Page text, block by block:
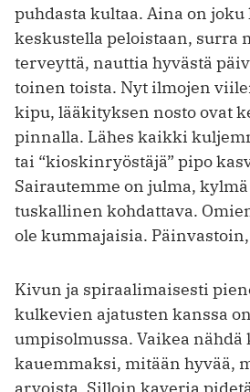
puhdasta kultaa. Aina on joku
keskustella peloistaan, surra
terveyttä, nauttia hyvästä
toinen toista. Nyt ilmojen
kipu, lääkityksen nosto ovat
pinnalla. Lähes kaikki
tai “kioskinryöstäjä” pipo
Sairautemme on julma,
tuskallinen kohdattava.
ole kummajaisia.
Kivun ja spiraalimaisesti
kulkevien ajatusten kanssa
umpisolmussa. Vaikea nähdä
kauemmaksi, mitään hyvää,
arvoista. Silloin kaveria